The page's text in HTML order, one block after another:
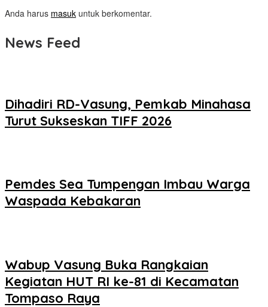
Anda harus masuk untuk berkomentar.
News Feed
Dihadiri RD-Vasung, Pemkab Minahasa
Turut Sukseskan TIFF 2026
Pemdes Sea Tumpengan Imbau Warga
Waspada Kebakaran
Wabup Vasung Buka Rangkaian
Kegiatan HUT RI ke-81 di Kecamatan
Tompaso Raya